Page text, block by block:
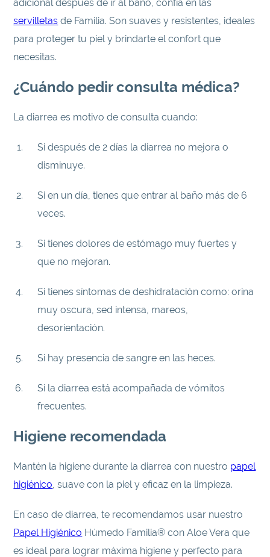
adicional después de ir al baño, confía en las
servilletas de Familia. Son suaves y resistentes, ideales
para proteger tu piel y brindarte el confort que
necesitas.
¿Cuándo pedir consulta médica?
La diarrea es motivo de consulta cuando:
Si después de 2 días la diarrea no mejora o
disminuye.
Si en un día, tienes que entrar al baño más de 6
veces.
Si tienes dolores de estómago muy fuertes y
que no mejoran.
Si tienes síntomas de deshidratación como: orina
muy oscura, sed intensa, mareos,
desorientación.
Si hay presencia de sangre en las heces.
Si la diarrea está acompañada de vómitos
frecuentes.
Higiene recomendada
Mantén la higiene durante la diarrea con nuestro papel
higiénico , suave con la piel y eficaz en la limpieza.
En caso de diarrea, te recomendamos usar nuestro
Papel Higiénico Húmedo Familia® con Aloe Vera que
es ideal para lograr máxima higiene y perfecto para